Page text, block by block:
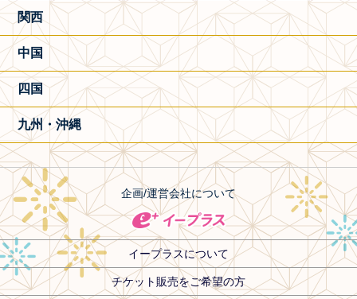
関西
中国
四国
九州・沖縄
企画/運営会社について
イープラスについて
チケット販売をご希望の方